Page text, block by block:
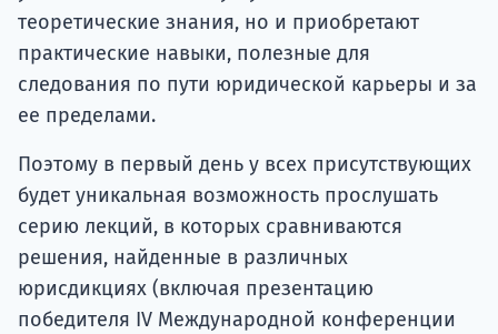
теоретические знания, но и приобретают
практические навыки, полезные для
следования по пути юридической карьеры и за
ее пределами.
Поэтому в первый день у всех присутствующих
будет уникальная возможность прослушать
серию лекций, в которых сравниваются
решения, найденные в различных
юрисдикциях (включая презентацию
победителя IV Международной конференции